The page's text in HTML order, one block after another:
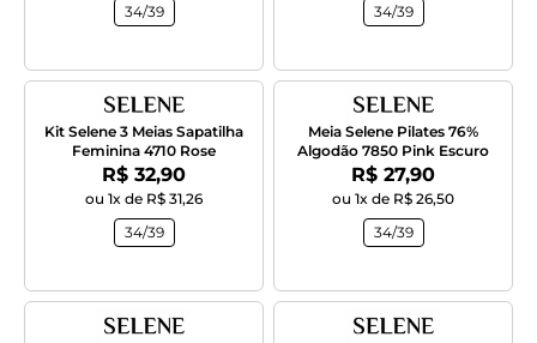
34/39
34/39
Kit Selene 3 Meias Sapatilha
Feminina 4710 Rose
Por:
R$ 32,90
ou 1x de R$ 31,26
34/39
Meia Selene Pilates 76%
Algodão 7850 Pink Escuro
Por:
R$ 27,90
ou 1x de R$ 26,50
34/39